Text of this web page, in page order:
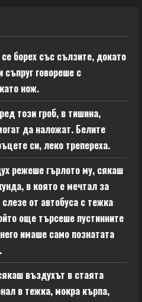
борех със сълзите, докато
говореше с
нож.
този гроб, в тишина,
да наложат. Белите
си, леко трепереха.
режеше гърлото му, сякаш
в която е мечтал за
от автобуса с тежка
още търсеше пустинните
имаше само познатата
въздухът в стаята
в тежка, мокра кърпа,